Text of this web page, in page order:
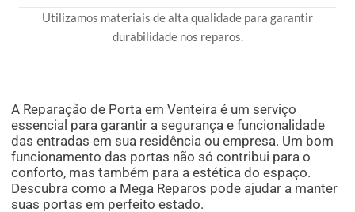
Utilizamos materiais de alta qualidade para garantir
durabilidade nos reparos.
A Reparação de Porta em Venteira é um serviço
essencial para garantir a segurança e funcionalidade
das entradas em sua residência ou empresa. Um bom
funcionamento das portas não só contribui para o
conforto, mas também para a estética do espaço.
Descubra como a Mega Reparos pode ajudar a manter
suas portas em perfeito estado.